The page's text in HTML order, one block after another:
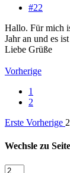
#22
Hallo. Für mich
Jahr an und es
Liebe Grüße
Vorherige
1
2
Erste Vorherige
Wechsle zu Seite